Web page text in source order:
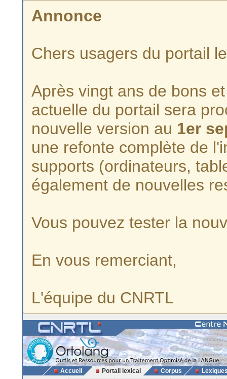
Annonce
Chers usagers du portail
Après vingt ans de bons
actuelle du portail sera
nouvelle version au 1er
une refonte complète de
supports (ordinateurs,
également de nouvelles
Vous pouvez tester la
En vous remerciant,
L'équipe du CNRTL
Accueil Portail lexical Corpus